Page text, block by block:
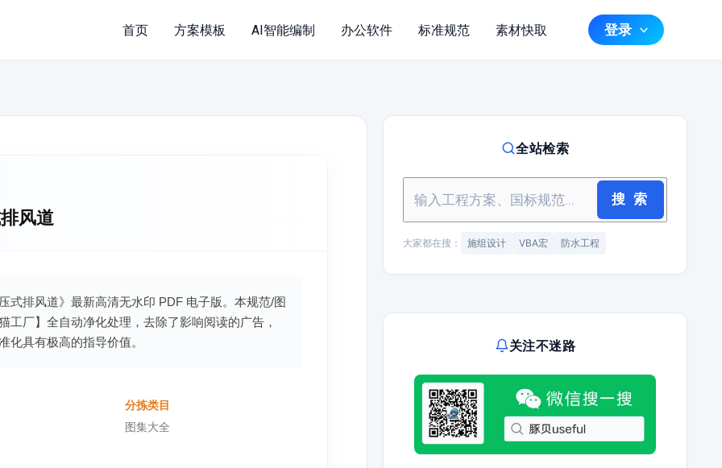
首页 方案模板 AI智能编制 办公软件 标准规范 素材快取 登录
风道
式排风道》最新高清无水印 PDF 电子版。本规范/图
厂】全自动净化处理，去除了影响阅读的广告，
化具有极高的指导价值。
分拣类目
图集大全
全站检索
搜 索
大家都在搜： 施组设计 VBA宏 防水工程
关注不迷路